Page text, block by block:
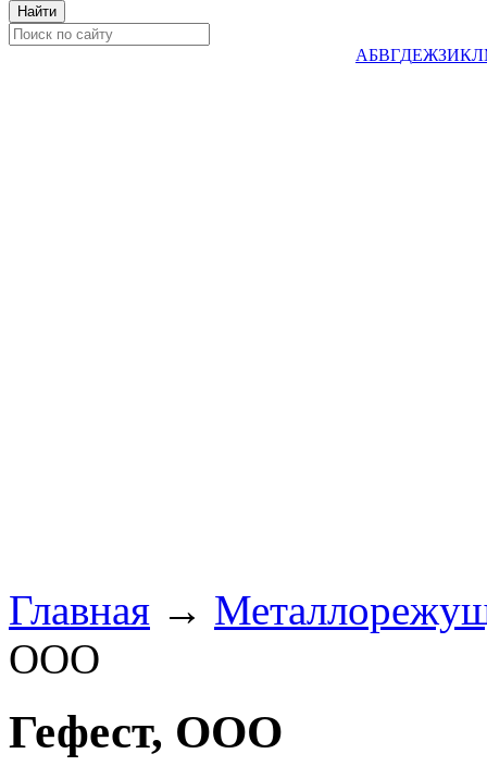
АБВГДЕЖЗИКЛ
Главная →
ООО
Гефест, ООО